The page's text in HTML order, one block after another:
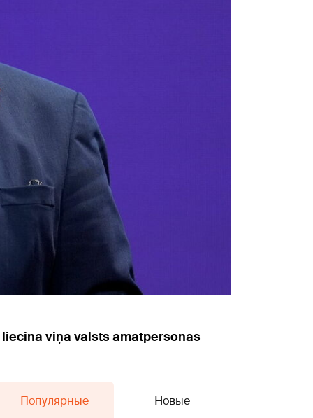
viņa valsts amatpersonas
Популярные Новые